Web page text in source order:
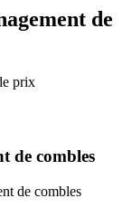
de
prix
de combles
de combles